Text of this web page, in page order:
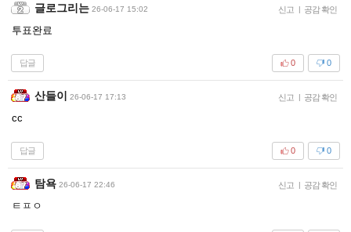
글로그리는 26-06-17 15:02 신고 | 공감 확인
투표완료
답글 0
0
산들이 26-06-17 17:13 신고 | 공감 확인
cc
답글 0
0
탐욕 26-06-17 22:46 신고 | 공감 확인
ㅌㅍㅇ